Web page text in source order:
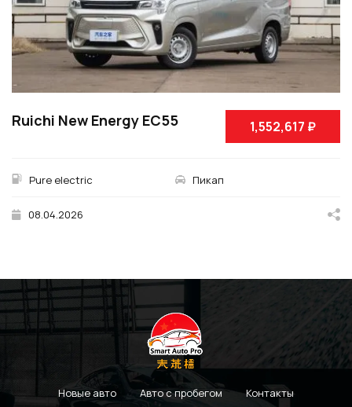
1,552,617 ₽
Ruichi New Energy EC55
Pure electric Пикап
08.04.2026
Новые авто Авто с пробегом Контакты